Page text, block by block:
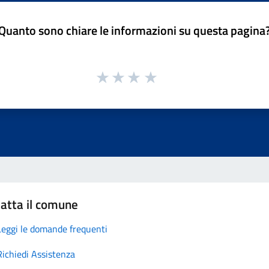
sono chiare le informazioni su questa
il comune
le domande frequenti
Assistenza